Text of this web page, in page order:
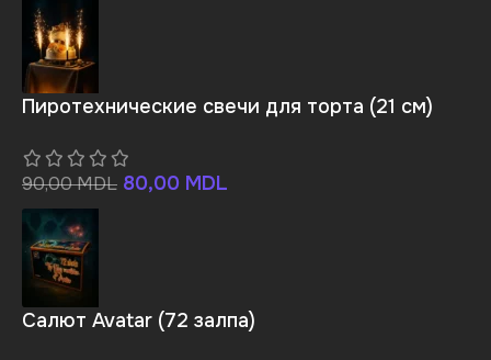
Пиротехнические свечи для торта (21 см)
90,00MDL 80,00 MDL
Салют Avatar (72 залпа)